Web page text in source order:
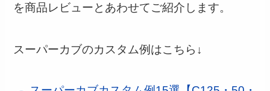
を商品レビューとあわせてご紹介します。
スーパーカブのカスタム例はこちら↓